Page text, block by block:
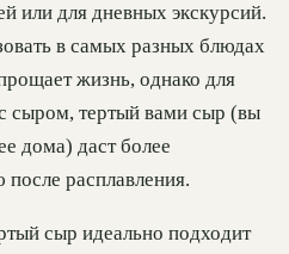
или для дневных экскурсий.
в самых разных блюдах
жизнь, однако для
сыром, тертый вами сыр (вы
дома) даст более
расплавления.
сыр идеально подходит